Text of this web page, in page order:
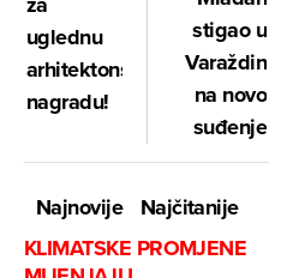
uglednu
arhitektonsku
nagradu!
stigao u
Varaždin
na novo
suđenje
Najnovije
Najčitanije
KLIMATSKE PROMJENE